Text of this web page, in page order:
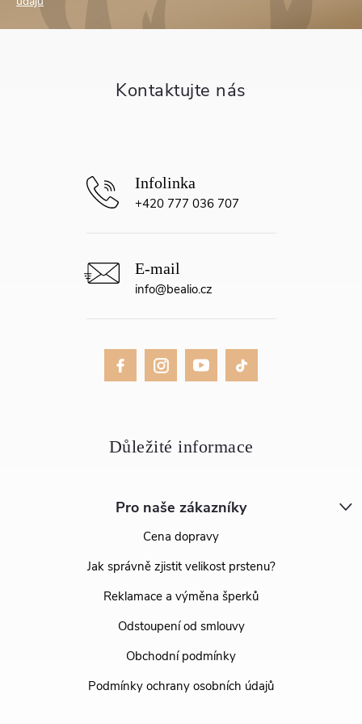
Pro naše zákazníky
Cena dopravy
Jak správně zjistit velikost prstenu?
Reklamace a výměna šperků
Odstoupení od smlouvy
Obchodní podmínky
Podmínky ochrany osobních údajů
info@bealio.cz
+420 777 036 707